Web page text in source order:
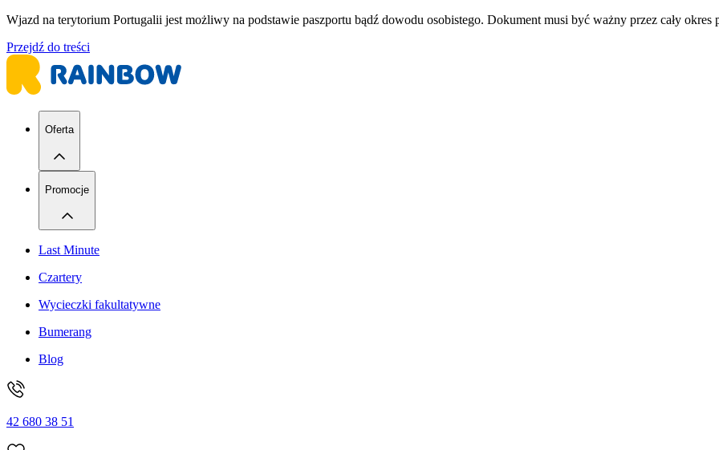
Wjazd na terytorium Portugalii jest możliwy na podstawie paszportu bądź dowodu osobistego. Dokument musi być ważny przez cały okres
Przejdź do treści
Oferta
Promocje
Last Minute
Czartery
Wycieczki fakultatywne
Bumerang
Blog
42 680 38 51